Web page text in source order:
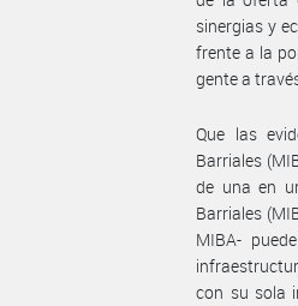
sinergias y
frente a la
gente a
Que las
Barriales
de una en
Barriales
MIBA-
con su sola